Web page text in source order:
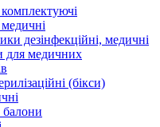
дезінфекційні, медичні
для медичних
(бікси)
балони